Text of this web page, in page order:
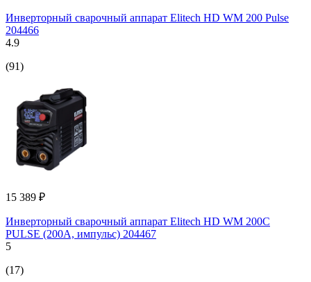
Инверторный сварочный аппарат Elitech HD WM 200 Pulse
204466
4.9
(91)
15 389 ₽
Инверторный сварочный аппарат Elitech HD WM 200C
PULSE (200А, импульс) 204467
5
(17)